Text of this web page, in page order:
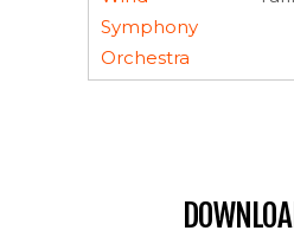
Symphony
Orchestra